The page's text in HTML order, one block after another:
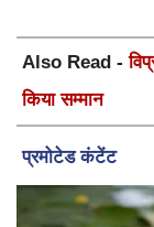
Also Read -
किया सम्मान